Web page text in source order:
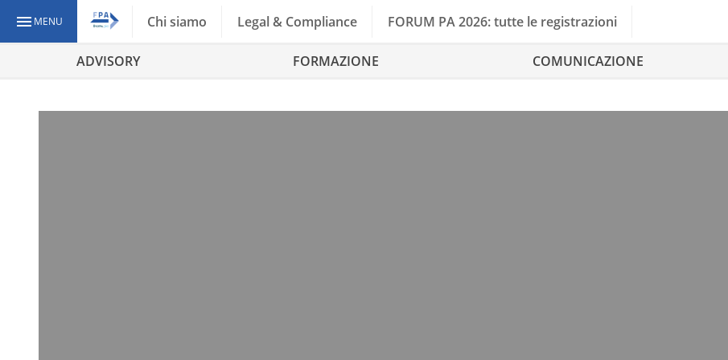
MENU Chi siamo Legal & Compliance FORUM PA 2026: tutte le registrazioni
ADVISORY FORMAZIONE COMUNICAZIONE